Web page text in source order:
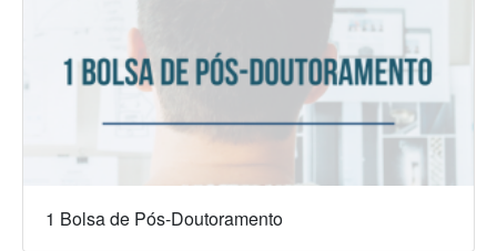
1 Bolsa de Pós-Doutoramento